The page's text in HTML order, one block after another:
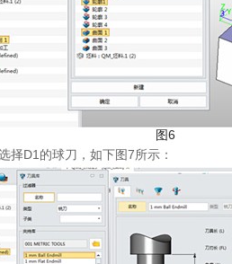
图6
择D1的球刀，如下图7所示：